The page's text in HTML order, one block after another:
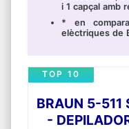
i 1 capçal amb
* en
elèctriques de
BRAUN 5-511
-
TOP 10